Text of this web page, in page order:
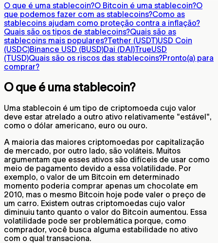
O que é uma stablecoin?O Bitcoin é uma stablecoin?O
que podemos fazer com as stablecoins?Como as
stablecoins ajudam como proteção contra a inflação?
Quais são os tipos de stablecoins?Quais são as
stablecoins mais populares?Tether (USDT)USD Coin
(USDC)Binance USD (BUSD)Dai (DAI)TrueUSD
(TUSD)Quais são os riscos das stablecoins?Pronto(a) para
comprar?
O que é uma stablecoin?
Uma stablecoin é um tipo de criptomoeda cujo valor
deve estar atrelado a outro ativo relativamente "estável",
como o dólar americano, euro ou ouro.
A maioria das maiores criptomoedas por capitalização
de mercado, por outro lado, são voláteis. Muitos
argumentam que esses ativos são difíceis de usar como
meio de pagamento devido a essa volatilidade. Por
exemplo, o valor de um Bitcoin em determinado
momento poderia comprar apenas um chocolate em
2010, mas o mesmo Bitcoin hoje pode valer o preço de
um carro. Existem outras criptomoedas cujo valor
diminuiu tanto quanto o valor do Bitcoin aumentou. Essa
volatilidade pode ser problemática porque, como
comprador, você busca alguma estabilidade no ativo
com o qual transaciona.